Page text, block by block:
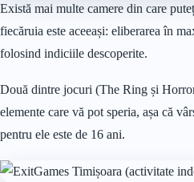
Există mai multe camere din care
fiecăruia este aceeași: eliberarea în
folosind indiciile descoperite.
Două dintre jocuri (The Ring și
elemente care vă pot speria, așa că
pentru ele este de 16 ani.